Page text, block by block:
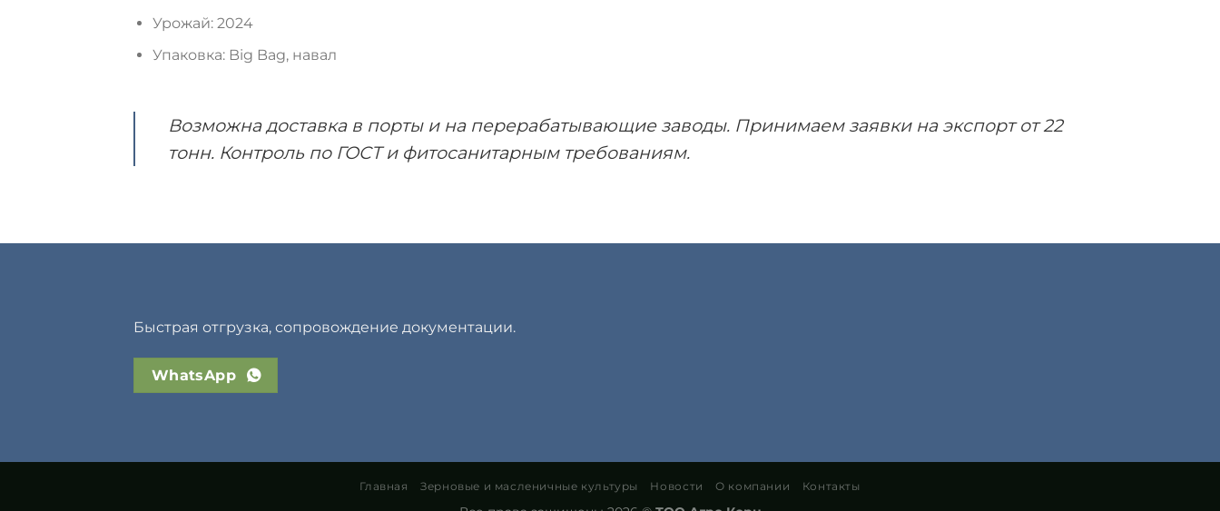
Урожай: 2024
Упаковка: Big Bag, навал
Возможна доставка в порты и на перерабатывающие заводы. Принимаем заявки на экспорт от 22
тонн. Контроль по ГОСТ и фитосанитарным требованиям.
Быстрая отгрузка, сопровождение документации.
WhatsApp
Главная Зерновые и масленичные культуры Новости О компании Контакты